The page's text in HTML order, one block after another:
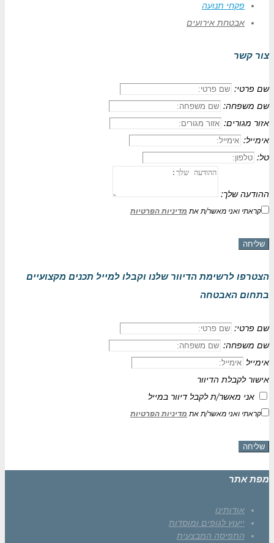
פקחי תנועה
אבטחת אירועים
צור קשר
שם פרטי:
שם משפחה:
אזור מגורים:
אימייל:
טל:
ההודעה שלך:
קראתי ואני מאשר/ת את מדיניות הפרטיות
שליחה
הצטרפו לרשימת הדיוור שלנו וקבלו למייל תכנים מקצועיים
בתחום האבטחה
שם פרטי:
שם משפחה:
אימייל
אישור לקבלת הדיוור
אני מאשר/ת לקבל דיוור במייל
קראתי ואני מאשר/ת את מדיניות הפרטיות
שליחה
מפת אתר
אודותינו
ייעוץ לגופים ומוסדות
התפיסה המבצעית